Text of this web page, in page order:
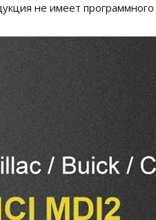
не имеет программного